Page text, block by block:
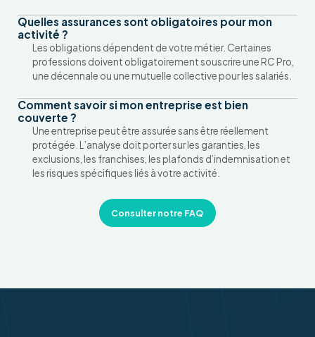
Quelles assurances sont obligatoires pour mon
activité ?
Les obligations dépendent de votre métier. Certaines
professions doivent obligatoirement souscrire une RC Pro,
une décennale ou une mutuelle collective pour les salariés.
Comment savoir si mon entreprise est bien
couverte ?
Une entreprise peut être assurée sans être réellement
protégée. L’analyse doit porter sur les garanties, les
exclusions, les franchises, les plafonds d’indemnisation et
les risques spécifiques liés à votre activité.
Consulter notre FAQ